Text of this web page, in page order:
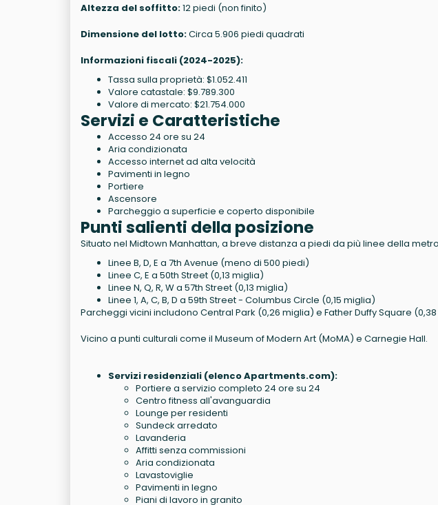
Altezza del soffitto:12 piedi (non finito)
Dimensione del lotto:Circa 5.906 piedi quadrati
Informazioni fiscali (2024-2025):
Tassa sulla proprietà: $1.052.411
Valore catastale: $9.789.300
Valore di mercato: $21.754.000
Servizi e Caratteristiche
Accesso 24 ore su 24
Aria condizionata
Accesso internet ad alta velocità
Pavimenti in legno
Portiere
Ascensore
Parcheggio a superficie e coperto disponibile
Punti salienti della posizione
Situato nel Midtown Manhattan, a breve distanza a piedi da più linee della
Linee B, D, E a 7th Avenue (meno di 500 piedi)
Linee C, E a 50th Street (0,13 miglia)
Linee N, Q, R, W a 57th Street (0,13 miglia)
Linee 1, A, C, B, D a 59th Street - Columbus Circle (0,15 miglia)
Parcheggi vicini includono Central Park (0,26 miglia) e Father Duffy Square
Vicino a punti culturali come il Museum of Modern Art (MoMA) e Carnegie Hall.
Servizi residenziali (elenco Apartments.com):
Portiere a servizio completo 24 ore su 24
Centro fitness all'avanguardia
Lounge per residenti
Sundeck arredato
Lavanderia
Affitti senza commissioni
Aria condizionata
Lavastoviglie
Pavimenti in legno
Piani di lavoro in granito